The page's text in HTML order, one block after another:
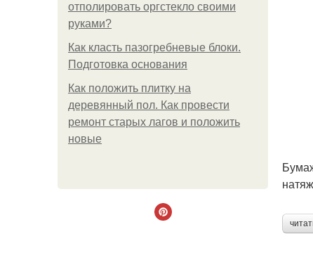
отполировать оргстекло своими
руками?
Как класть пазогребневые блоки.
Подготовка основания
Как положить плитку на
деревянный пол. Как провести
ремонт старых лагов и положить
новые